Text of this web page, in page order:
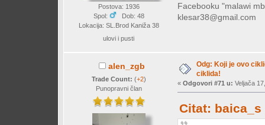
Postova: 1936
Spol:
Dob: 48
Lokacija: SL.Brod Kaniža 38
ulovi i pusti
Facebooku "malawi
klesar38@gmail.com
alen_zgb
Trade Count: (+2)
Punopravni član
Odg: Koji je ovo
ciklida!
« Odgovori #71 u: Veljača
Citat: baica_s